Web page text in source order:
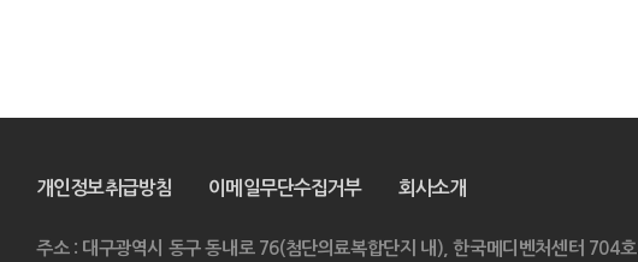
개인정보취급방침 이메일무단수집거부 회사소개
주소 : 대구광역시 동구 동내로 76(첨단의료복합단지 내), 한국메디벤처센터 704호